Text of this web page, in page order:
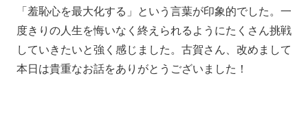
「羞恥心を最大化する」という言葉が印象的でした。一
度きりの人生を悔いなく終えられるようにたくさん挑戦
していきたいと強く感じました。 古賀さん、改めまして
本日は貴重なお話をありがとうございました！